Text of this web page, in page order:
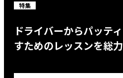
特集
ドライバーからパッテ
すためのレッスンを総